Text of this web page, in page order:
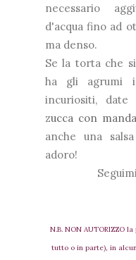
necessario
d'acqua fino ad
ma denso.
Se la torta che
ha gli agrumi
incuriositi,
zucca con
anche una
adoro!
N.B. NON AUTORIZZO
tutto o in parte), in